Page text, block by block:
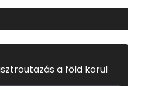
a föld körül